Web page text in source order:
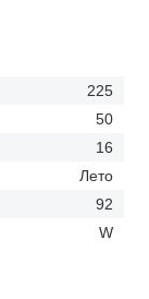
225
50
16
Лето
92
W